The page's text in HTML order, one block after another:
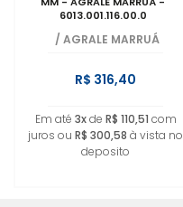
6013.001.116.00.0
/ AGRALE MARRUÁ
R$ 316,40
Em até 3xde R$ 110,51 com
juros ou R$ 300,58 à vista no
deposito